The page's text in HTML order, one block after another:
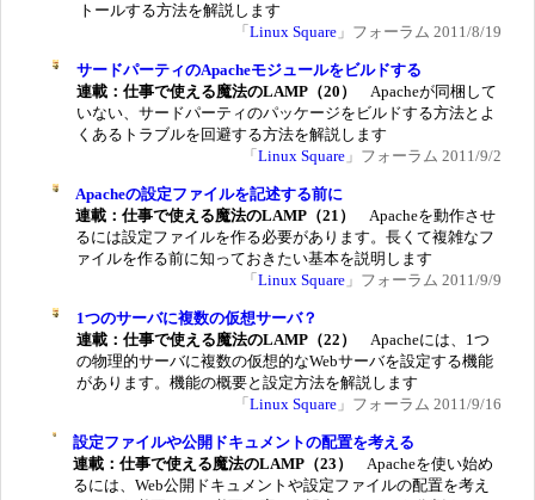
トールする方法を解説します
「 Linux Square 」フォーラム 2011/8/19
サードパーティのApacheモジュールをビルドする
連載：仕事で使える魔法のLAMP（20）
Apacheが同梱して
いない、サードパーティのパッケージをビルドする方法とよ
くあるトラブルを回避する方法を解説します
「 Linux Square 」フォーラム 2011/9/2
Apacheの設定ファイルを記述する前に
連載：仕事で使える魔法のLAMP（21）
Apacheを動作させ
るには設定ファイルを作る必要があります。長くて複雑なフ
ァイルを作る前に知っておきたい基本を説明します
「 Linux Square 」フォーラム 2011/9/9
1つのサーバに複数の仮想サーバ？
連載：仕事で使える魔法のLAMP（22）
Apacheには、1つ
の物理的サーバに複数の仮想的なWebサーバを設定する機能
があります。機能の概要と設定方法を解説します
「 Linux Square 」フォーラム 2011/9/16
設定ファイルや公開ドキュメントの配置を考える
連載：仕事で使える魔法のLAMP（23）
Apacheを使い始め
るには、Web公開ドキュメントや設定ファイルの配置を考え